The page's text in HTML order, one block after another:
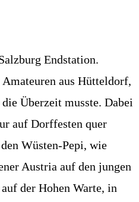
Endstation.
aus Hütteldorf,
Überzeit musste. Dabei
auf Dorffesten quer
Wüsten-Pepi, wie
Austria auf den jungen
der Hohen Warte, in